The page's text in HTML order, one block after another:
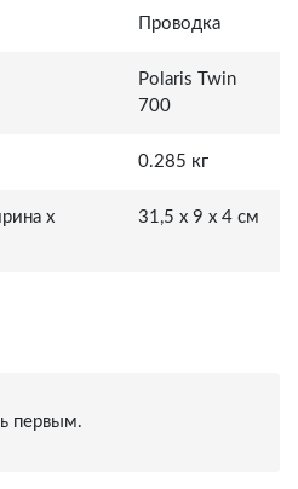
Проводка
Polaris Twin
700
0.285 кг
x
31,5 x 9 x 4 см
первым.